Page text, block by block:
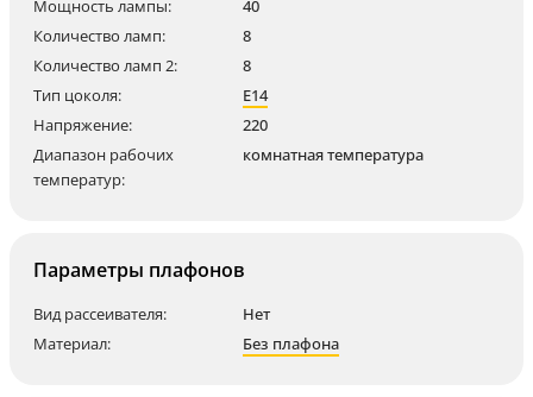
Мощность лампы:
40
Количество ламп:
8
Количество ламп 2:
8
Тип цоколя:
E14
Напряжение:
220
Диапазон рабочих
температур:
комнатная температура
Параметры плафонов
Вид рассеивателя:
Нет
Материал:
Без плафона